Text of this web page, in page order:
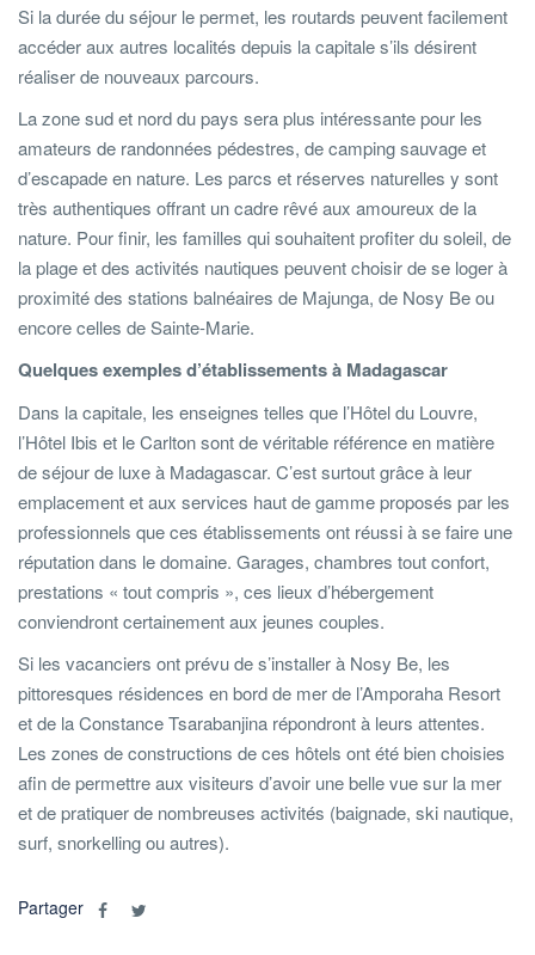
Si la durée du séjour le permet, les routards peuvent facilement
accéder aux autres localités depuis la capitale s’ils désirent
réaliser de nouveaux parcours.
La zone sud et nord du pays sera plus intéressante pour les
amateurs de randonnées pédestres, de camping sauvage et
d’escapade en nature. Les parcs et réserves naturelles y sont
très authentiques offrant un cadre rêvé aux amoureux de la
nature. Pour finir, les familles qui souhaitent profiter du soleil, de
la plage et des activités nautiques peuvent choisir de se loger à
proximité des stations balnéaires de Majunga, de Nosy Be ou
encore celles de Sainte-Marie.
Quelques exemples d’établissements à Madagascar
Dans la capitale, les enseignes telles que l’Hôtel du Louvre,
l’Hôtel Ibis et le Carlton sont de véritable référence en matière
de séjour de luxe à Madagascar. C’est surtout grâce à leur
emplacement et aux services haut de gamme proposés par les
professionnels que ces établissements ont réussi à se faire une
réputation dans le domaine. Garages, chambres tout confort,
prestations « tout compris », ces lieux d’hébergement
conviendront certainement aux jeunes couples.
Si les vacanciers ont prévu de s’installer à Nosy Be, les
pittoresques résidences en bord de mer de l’Amporaha Resort
et de la Constance Tsarabanjina répondront à leurs attentes.
Les zones de constructions de ces hôtels ont été bien choisies
afin de permettre aux visiteurs d’avoir une belle vue sur la mer
et de pratiquer de nombreuses activités (baignade, ski nautique,
surf, snorkelling ou autres).
Partager